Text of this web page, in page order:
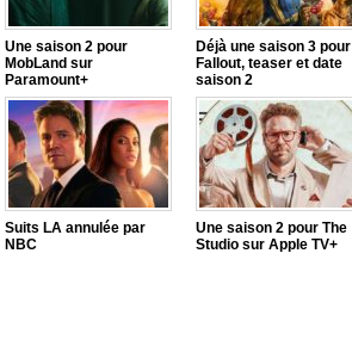
Une saison 2 pour
MobLand sur
Paramount+
Déjà une saison 3 pour
Fallout, teaser et date
saison 2
Suits LA annulée par
NBC
Une saison 2 pour The
Studio sur Apple TV+